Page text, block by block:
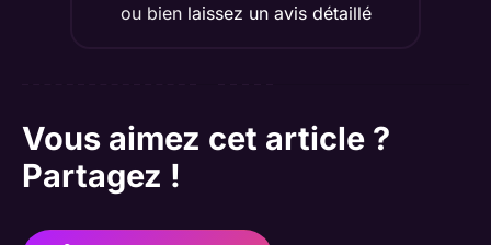
ou bien laissez un avis détaillé
Vous aimez cet article ?
Partagez !